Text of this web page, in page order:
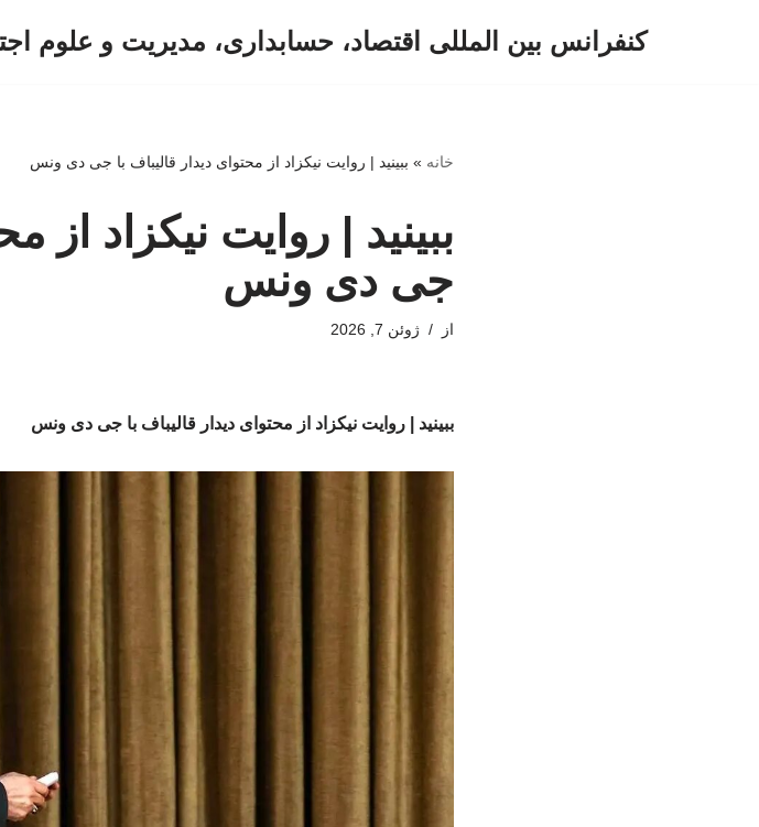
کنفرانس بین المللی اقتصاد، حسابداری، مدیریت و علوم
خانه » ببینید | روایت نیکزاد از محتوای دیدار قالیباف با جی دی ونس
ببینید | روایت نیکزاد از
جی دی ونس
از ژوئن 7, 2026
ببینید | روایت نیکزاد از محتوای دیدار قالیباف با جی دی ونس